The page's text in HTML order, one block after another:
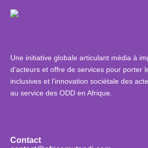
Une initiative globale articulant média à
d’acteurs et offre de services pour porter
inclusives et l’innovation sociétale des
au service des ODD en Afrique.
Contact